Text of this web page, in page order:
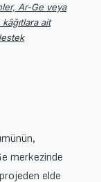
Ar-Ge veya
ait
merkezinde
elde